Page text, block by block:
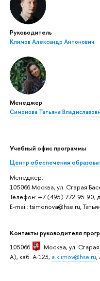
Руководитель
Климов Александр Антонович
Менеджер
Симонова Татьяна
Учебный офис программы
Центр обеспечения
Менеджер:
105066 Москва, ул. Старая
Телефон: +7 (495) 772-95-90,
E-mail: tsimonova@hse.ru,
Контакты руководителя
105066
Москва, ул.
А), каб. А-123, a.klimov@hse.ru,